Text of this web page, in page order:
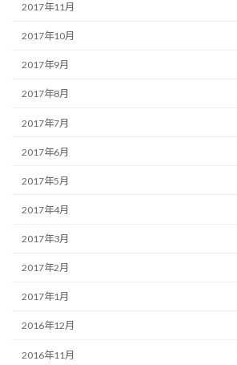
2017年11月
2017年10月
2017年9月
2017年8月
2017年7月
2017年6月
2017年5月
2017年4月
2017年3月
2017年2月
2017年1月
2016年12月
2016年11月